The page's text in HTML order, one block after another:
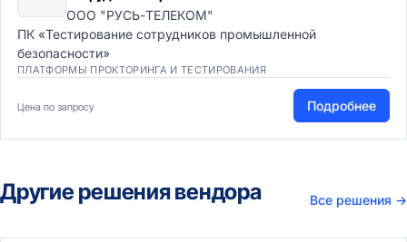
ООО "РУСЬ-ТЕЛЕКОМ"
ПК «Тестирование сотрудников промышленной
безопасности»
ПЛАТФОРМЫ ПРОКТОРИНГА И ТЕСТИРОВАНИЯ
Цена по запросу Подробнее
Другие решения вендора Все решения →